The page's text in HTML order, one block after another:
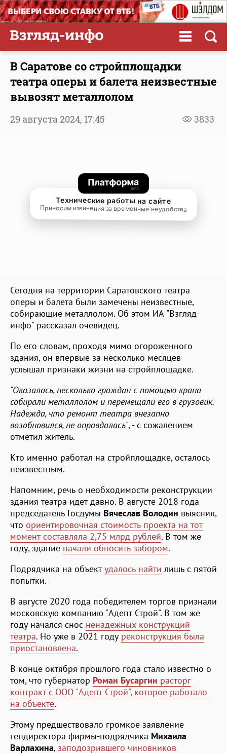
В Саратове со стройплощадки
театра оперы и балета неизвестные
вывозят металлолом
3833
29 августа 2024, 17:45
Сегодня на территории Саратовского театра
оперы и балета были замечены неизвестные,
собирающие металлолом. Об этом ИА "Взгляд-
инфо" рассказал очевидец.
По его словам, проходя мимо огороженного
здания, он впервые за несколько месяцев
услышал признаки жизни на стройплощадке.
"Оказалось, несколько граждан с помощью крана
собирали металлолом и перемещали его в грузовик.
Надежда, что ремонт театра внезапно
возобновился, не оправдалась", - с сожалением
отметил житель.
Кто именно работал на стройплощадке, осталось
неизвестным.
Напомним, речь о необходимости реконструкции
здания театра идет давно. В августе 2018 года
председатель Госдумы Вячеслав Володин выяснил,
что ориентировочная стоимость проекта на тот
момент составляла 2,75 млрд рублей. В том же
году, здание начали обносить забором.
Подрядчика на объектудалось найти лишь с пятой
попытки.
В августе 2020 года победителем торгов признали
московскую компанию "Адепт Строй". В том же
году начался снос ненадежных конструкций
театра. Но уже в 2021 году реконструкция была
приостановлена.
В конце октября прошлого года стало известно о
том, что губернатор Роман Бусаргин расторг
контракт с ООО "Адепт Строй", которое работало
на объекте.
Этому предшествовало громкое заявление
гендиректора фирмы-подрядчика Михаила
Варлахина,заподозрившего чиновников